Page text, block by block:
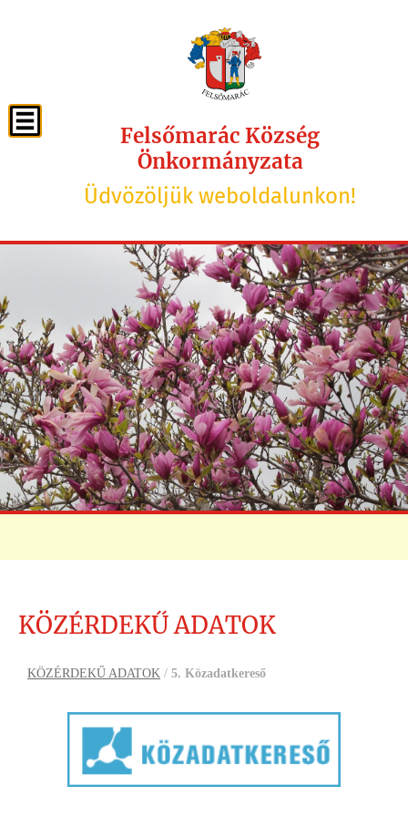
Felsőmarác Község
Önkormányzata
Üdvözöljük weboldalunkon!
KÖZÉRDEKŰ ADATOK
KÖZÉRDEKŰ ADATOK / 5. Közadatkereső